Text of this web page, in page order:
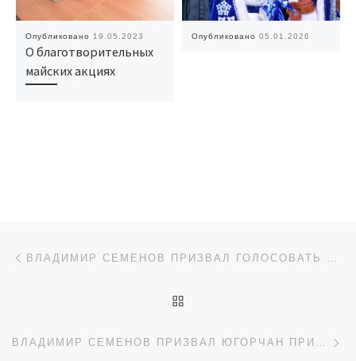
Опубликовано 19.05.2023
О благотворительных
майских акциях
Опубликовано 05.01.2026
Навигация по записям
ВЛАДИМИР СЕМЕНОВ ПРИЗВАЛ ЮГОРЧАН ПРИСОЕДИНИТЬСЯ К АКЦИЯМ ДНЯ ПАМЯТИ И СКОРБИ